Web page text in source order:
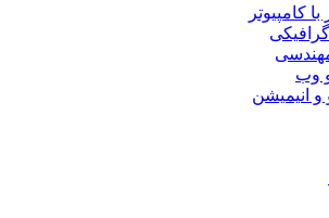
کامپیوتر
وب
انیمیشن